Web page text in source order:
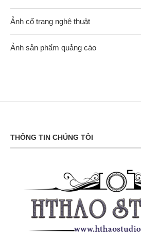
Ảnh cổ trang nghệ thuật
Ảnh sản phẩm quảng cáo
THÔNG TIN CHÚNG TÔI